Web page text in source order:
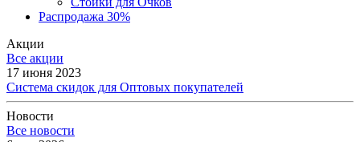
Распродажа 30%
Акции
Все акции
17 июня 2023
Система скидок для Оптовых покупателей
Новости
Все новости